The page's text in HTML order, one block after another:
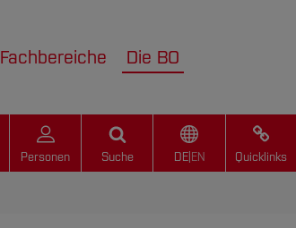
Fachbereiche Die BO
Personen Suche DE| EN Quicklinks